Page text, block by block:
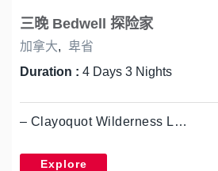
三晚 Bedwell 探险家
加拿大,
卑省
Duration : 4 Days 3 Nights
– Clayoquot Wilderness L…
Explore